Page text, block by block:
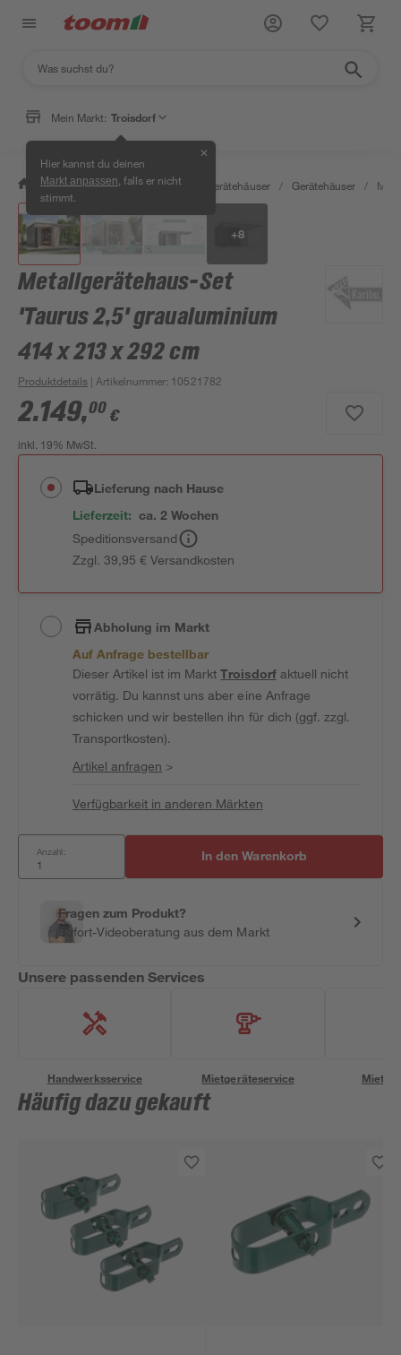
Mein Markt: Troisdorf
Hier kannst du deinen
Markt anpassen , falls er nicht
stimmt.
✕
/ Garten & Freizeit / Garten- & Gerätehäuser / Gerätehäuser /
+8
Metallgerätehaus-Set
'Taurus 2,5' graualuminium
414 x 213 x 292 cm
Produktdetails | Artikelnummer: 10521782
2.149,00 €
inkl. 19% MwSt.
Lieferung nach Hause
Lieferzeit: ca. 2 Wochen
Speditionsversand
Zzgl. 39,95 € Versandkosten
Abholung im Markt
Auf Anfrage bestellbar
Dieser Artikel ist im MarktTroisdorfaktuell nicht
vorrätig. Du kannst uns aber eine Anfrage
schicken und wir bestellen ihn für dich (ggf. zzgl.
Transportkosten).
Artikel anfragen >
Verfügbarkeit in anderen Märkten
Anzahl: In den Warenkorb
Fragen zum Produkt?
Sofort-Videoberatung aus dem Markt
Unsere passenden Services
Handwerksservice Mietgeräteservice
Häufig dazu gekauft